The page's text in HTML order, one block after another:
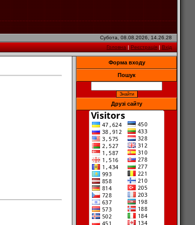
Субота, 08.08.2026, 14.26.28
Головна|Реєстрація|Вхід
Форма входу
Пошук
Друзі сайту